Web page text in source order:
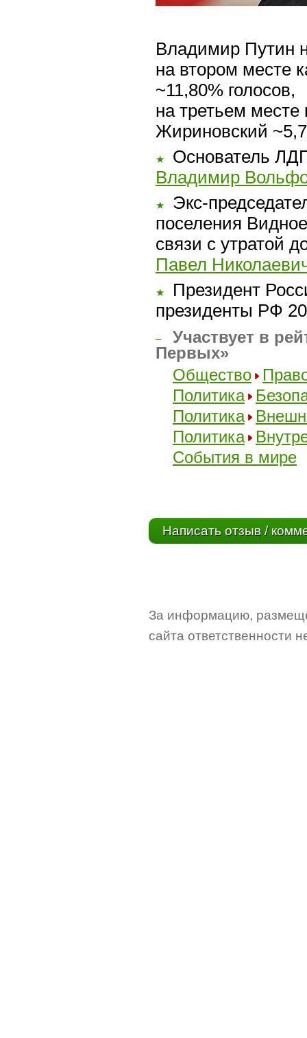
Владимир Путин
на втором месте
~11,80% голосов,
на третьем
Жириновский
★
Основатель
Владимир
★
Экс-
поселения
связи с утратой
Павел
★
Президент
президенты РФ
–
Участвует в
Первых»
Общество
Политика
Политика
Политика
События в мире
Написать отзыв /
За информацию,
сайта ответственности